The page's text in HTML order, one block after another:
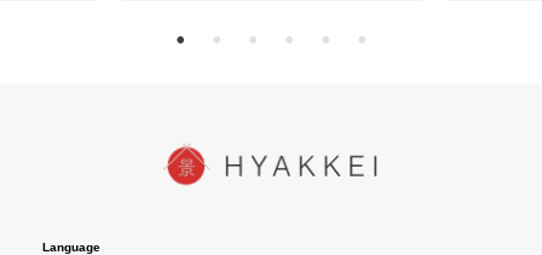
Language